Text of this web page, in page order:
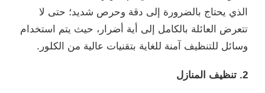
الذي يحتاج بالضرورة إلى دقة وحرص شديد؛ حتى لا
تتعرض العائلة بالكامل إلى أية أضرار، حيث يتم استخدام
وسائل للتنظيف آمنة للغاية بتقنيات عالية من الكلور.
2. تنظيف المنازل